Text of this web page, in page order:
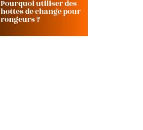
Pourquoi utiliser des
hottes de change pour
rongeurs ?